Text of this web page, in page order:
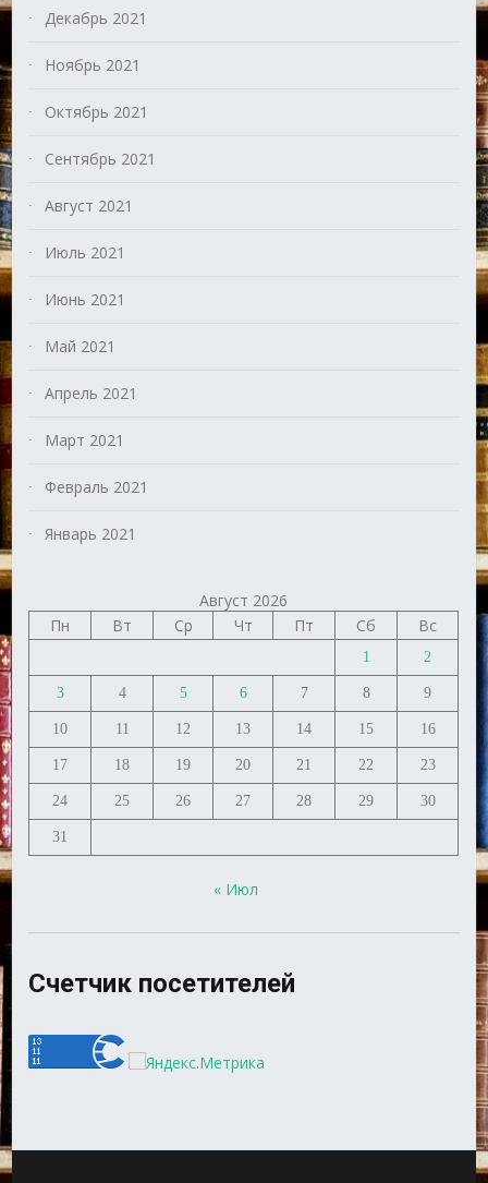
Декабрь 2021
Ноябрь 2021
Октябрь 2021
Сентябрь 2021
Август 2021
Июль 2021
Июнь 2021
Май 2021
Апрель 2021
Март 2021
Февраль 2021
Январь 2021
Август 2026
Пн
Вт Ср Чт Пт Сб Вс
1 2
3 4 5 6 7 8 9
10 11 12 13 14 15 16
17 18 19 20 21 22 23
24 25 26 27 28 29 30
31
« Июл
Счетчик посетителей